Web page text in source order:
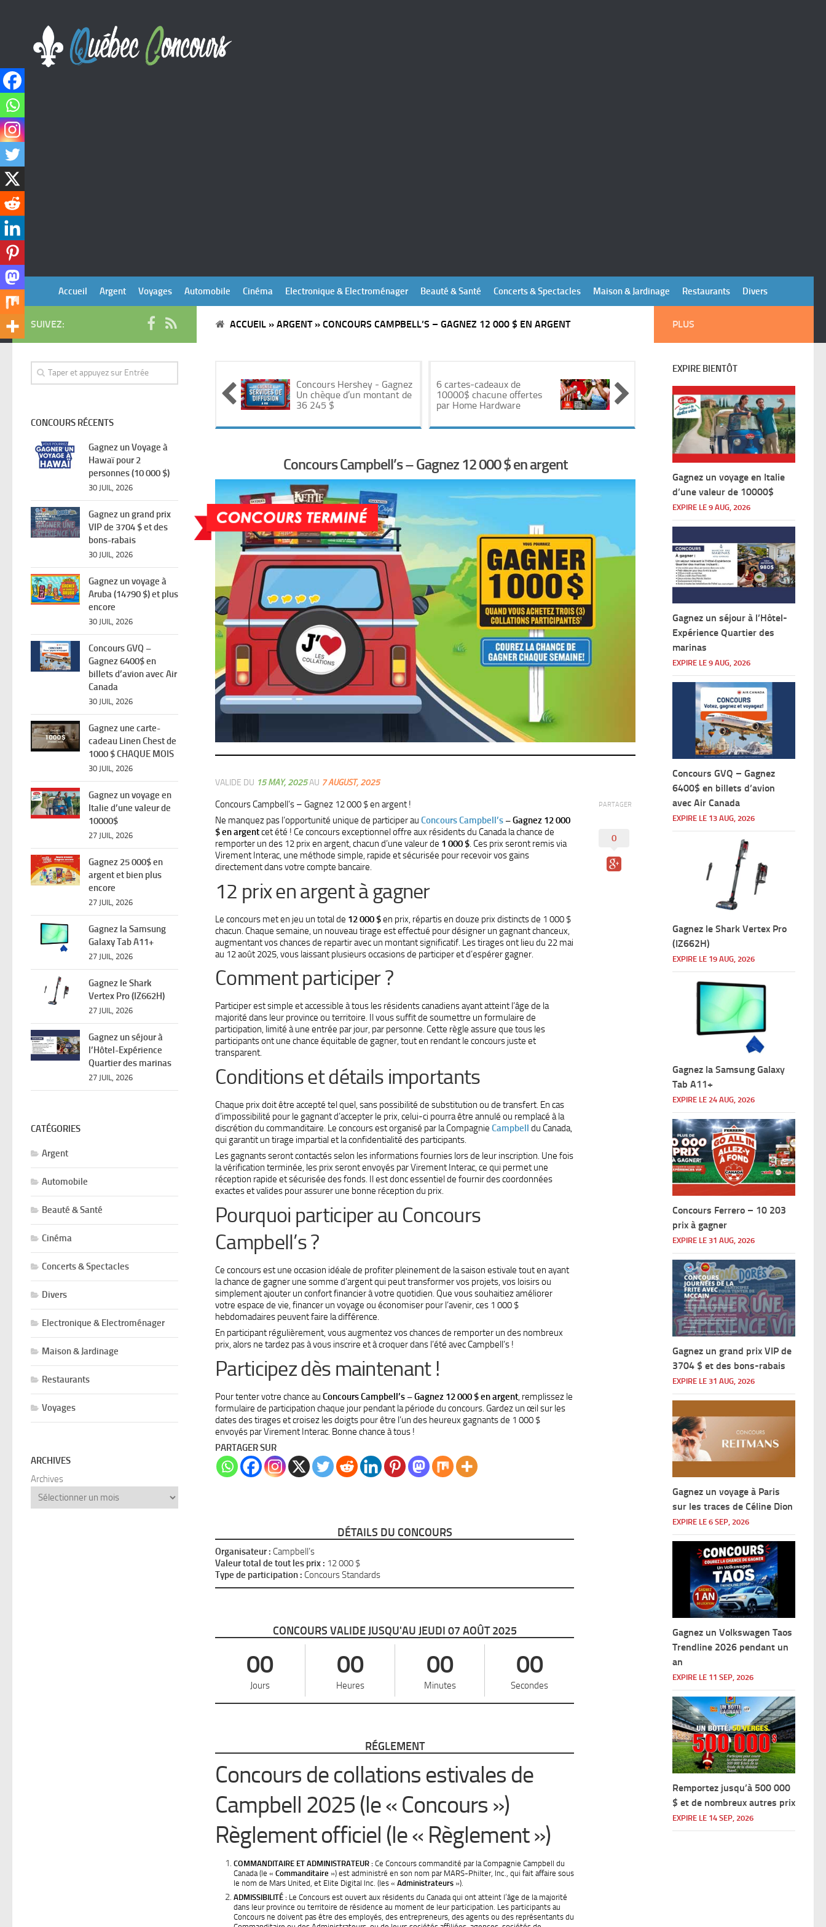
Accueil Argent Voyages Automobile Cinéma Electronique & Electroménager Beauté & Santé Concerts & Spectacles Maison & Jardinage Restaurants Divers
ACCUEIL » ARGENT» CONCOURS CAMPBELL’S – GAGNEZ 12 000 $ EN ARGENT
6 cartes-cadeaux de
10000$ chacune offertes
par Home Hardware
Concours Hershey - Gagnez
Un chèque d’un montant de
36 245 $
Concours Campbell’s – Gagnez 12 000 $ en argent
VALIDE DU 15 MAY, 2025AU 7 AUGUST, 2025
PARTAGER
0
Concours Campbell’s – Gagnez 12 000 $ en argent !
Ne manquez pas l’opportunité unique de participer au Concours Campbell’s – Gagnez 12 000
$ en argentcet été ! Ce concours exceptionnel offre aux résidents du Canada la chance de
remporter un des 12 prix en argent, chacun d’une valeur de 1 000 $. Ces prix seront remis via
Virement Interac, une méthode simple, rapide et sécurisée pour recevoir vos gains
directement dans votre compte bancaire.
12 prix en argent à gagner
Le concours met en jeu un total de 12 000 $en prix, répartis en douze prix distincts de 1 000 $
chacun. Chaque semaine, un nouveau tirage est effectué pour désigner un gagnant chanceux,
augmentant vos chances de repartir avec un montant significatif. Les tirages ont lieu du 22 mai
au 12 août 2025, vous laissant plusieurs occasions de participer et d’espérer gagner.
Comment participer ?
Participer est simple et accessible à tous les résidents canadiens ayant atteint l’âge de la
majorité dans leur province ou territoire. Il vous suffit de soumettre un formulaire de
participation, limité à une entrée par jour, par personne. Cette règle assure que tous les
participants ont une chance équitable de gagner, tout en rendant le concours juste et
transparent.
Conditions et détails importants
Chaque prix doit être accepté tel quel, sans possibilité de substitution ou de transfert. En cas
d’impossibilité pour le gagnant d’accepter le prix, celui-ci pourra être annulé ou remplacé à la
discrétion du commanditaire. Le concours est organisé par la Compagnie Campbell du Canada,
qui garantit un tirage impartial et la confidentialité des participants.
Les gagnants seront contactés selon les informations fournies lors de leur inscription. Une fois
la vérification terminée, les prix seront envoyés par Virement Interac, ce qui permet une
réception rapide et sécurisée des fonds. Il est donc essentiel de fournir des coordonnées
exactes et valides pour assurer une bonne réception du prix.
Pourquoi participer au Concours
Campbell’s ?
Ce concours est une occasion idéale de profiter pleinement de la saison estivale tout en ayant
la chance de gagner une somme d’argent qui peut transformer vos projets, vos loisirs ou
simplement ajouter un confort financier à votre quotidien. Que vous souhaitiez améliorer
votre espace de vie, financer un voyage ou économiser pour l’avenir, ces 1 000 $
hebdomadaires peuvent faire la différence.
En participant régulièrement, vous augmentez vos chances de remporter un des nombreux
prix, alors ne tardez pas à vous inscrire et à croquer dans l’été avec Campbell’s !
Participez dès maintenant !
Pour tenter votre chance au Concours Campbell’s – Gagnez 12 000 $ en argent , remplissez le
formulaire de participation chaque jour pendant la période du concours. Gardez un œil sur les
dates des tirages et croisez les doigts pour être l’un des heureux gagnants de 1 000 $
envoyés par Virement Interac. Bonne chance à tous !
PARTAGER SUR
DÉTAILS DU CONCOURS
Organisateur : Campbell’s
Valeur total de tout les prix : 12 000 $
Type de participation : Concours Standards
CONCOURS VALIDE JUSQU'AU JEUDI 07 AOÛT 2025
00
Jours
00
Heures
00
Minutes
00
Secondes
RÉGLEMENT
Concours de collations estivales de
Campbell 2025 (le « Concours »)
Règlement officiel (le « Règlement »)
COMMANDITAIRE ET ADMINISTRATEUR : Ce Concours commandité par la Compagnie Campbell du
Canada (le « Commanditaire ») est administré en son nom par MARS-Philter, Inc., qui fait affaire sous
le nom de Mars United, et Elite Digital Inc. (les « Administrateurs »).
ADMISSIBILITÉ : Le Concours est ouvert aux résidents du Canada qui ont atteint l’âge de la majorité
dans leur province ou territoire de résidence au moment de leur participation. Les participants au
Concours ne doivent pas être des employés, des entrepreneurs, des agents ou des représentants du
SUIVEZ:
CONCOURS RÉCENTS
Gagnez un Voyage à
Hawaï pour 2
personnes (10 000 $)
30 JUIL, 2026
Gagnez un grand prix
VIP de 3704 $ et des
bons-rabais
30 JUIL, 2026
Gagnez un voyage à
Aruba (14790 $) et plus
encore
30 JUIL, 2026
Concours GVQ –
Gagnez 6400$ en
billets d’avion avec Air
Canada
30 JUIL, 2026
Gagnez une carte-
cadeau Linen Chest de
1000 $ CHAQUE MOIS
30 JUIL, 2026
Gagnez un voyage en
Italie d’une valeur de
10000$
27 JUIL, 2026
Gagnez 25 000$ en
argent et bien plus
encore
27 JUIL, 2026
Gagnez la Samsung
Galaxy Tab A11+
27 JUIL, 2026
Gagnez le Shark
Vertex Pro (IZ662H)
27 JUIL, 2026
Gagnez un séjour à
l’Hôtel-Expérience
Quartier des marinas
27 JUIL, 2026
CATÉGORIES
Argent
Automobile
Beauté & Santé
Cinéma
Concerts & Spectacles
Divers
Electronique & Electroménager
Maison & Jardinage
Restaurants
Voyages
ARCHIVES
Archives
PLUS
EXPIRE BIENTÔT
Gagnez un voyage en Italie
d’une valeur de 10000$
EXPIRE LE 9 AUG, 2026
Gagnez un séjour à l’Hôtel-
Expérience Quartier des
marinas
EXPIRE LE 9 AUG, 2026
Concours GVQ – Gagnez
6400$ en billets d’avion
avec Air Canada
EXPIRE LE 13 AUG, 2026
Gagnez le Shark Vertex Pro
(IZ662H)
EXPIRE LE 19 AUG, 2026
Gagnez la Samsung Galaxy
Tab A11+
EXPIRE LE 24 AUG, 2026
Concours Ferrero – 10 203
prix à gagner
EXPIRE LE 31 AUG, 2026
Gagnez un grand prix VIP de
3704 $ et des bons-rabais
EXPIRE LE 31 AUG, 2026
Gagnez un voyage à Paris
sur les traces de Céline Dion
EXPIRE LE 6 SEP, 2026
Gagnez un Volkswagen Taos
Trendline 2026 pendant un
an
EXPIRE LE 11 SEP, 2026
Remportez jusqu’à 500 000
$ et de nombreux autres prix
EXPIRE LE 14 SEP, 2026